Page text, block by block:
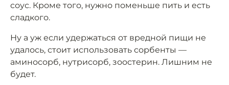
соус. Кроме того, нужно поменьше пить и есть
сладкого.
Ну а уж если удержаться от вредной пищи не
удалось, стоит использовать сорбенты —
аминосорб, нутрисорб, зоостерин. Лишним не
будет.